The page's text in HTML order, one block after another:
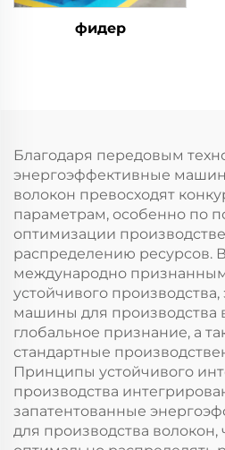
фидер
Благодаря передовым
энергоэффективные
волокон превосходят
параметрам, особенно по
оптимизации
распределению ресурсов.
международно
устойчивого
машины для производства
глобальное признание, а
стандартные
Принципы устойчивого
производства
запатентованные
для производства волокон,